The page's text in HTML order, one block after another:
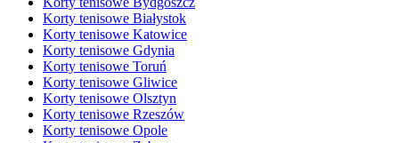
Korty tenisowe Białystok
Korty tenisowe Katowice
Korty tenisowe Gdynia
Korty tenisowe Toruń
Korty tenisowe Gliwice
Korty tenisowe Olsztyn
Korty tenisowe Rzeszów
Korty tenisowe Opole